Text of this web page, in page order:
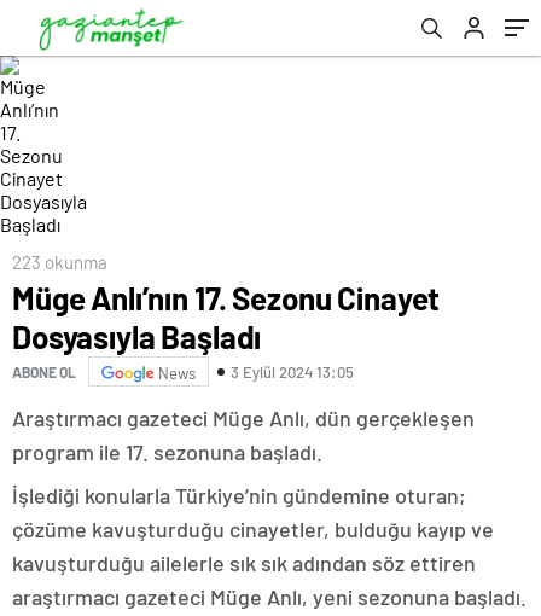
223 okunma
Müge Anlı’nın 17. Sezonu Cinayet
Dosyasıyla Başladı
ABONE OL News 3 Eylül 2024 13:05
Araştırmacı gazeteci Müge Anlı, dün gerçekleşen
program ile 17. sezonuna başladı.
İşlediği konularla Türkiye’nin gündemine oturan;
çözüme kavuşturduğu cinayetler, bulduğu kayıp ve
kavuşturduğu ailelerle sık sık adından söz ettiren
araştırmacı gazeteci Müge Anlı, yeni sezonuna başladı.